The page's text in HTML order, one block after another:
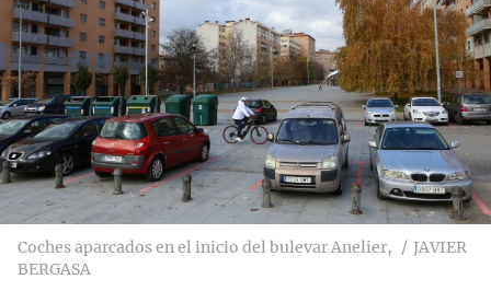
Coches aparcados en el inicio del bulevar Anelier,
JAVIER
BERGASA